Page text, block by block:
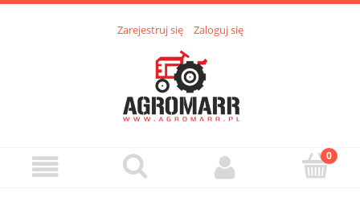
Zarejestruj się Zaloguj się